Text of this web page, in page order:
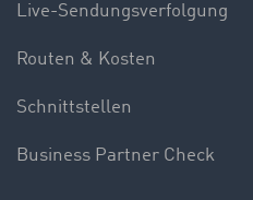
Live-Sendungsverfolgung
Routen & Kosten
Schnittstellen
Business Partner Check